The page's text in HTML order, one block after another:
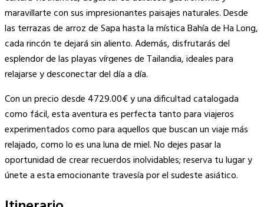
maravillarte con sus impresionantes paisajes naturales. Desde
las terrazas de arroz de Sapa hasta la mística Bahía de Ha Long,
cada rincón te dejará sin aliento. Además, disfrutarás del
esplendor de las playas vírgenes de Tailandia, ideales para
relajarse y desconectar del día a día.
Con un precio desde 4729.00€ y una dificultad catalogada
como fácil, esta aventura es perfecta tanto para viajeros
experimentados como para aquellos que buscan un viaje más
relajado, como lo es una luna de miel. No dejes pasar la
oportunidad de crear recuerdos inolvidables; reserva tu lugar y
únete a esta emocionante travesía por el sudeste asiático.